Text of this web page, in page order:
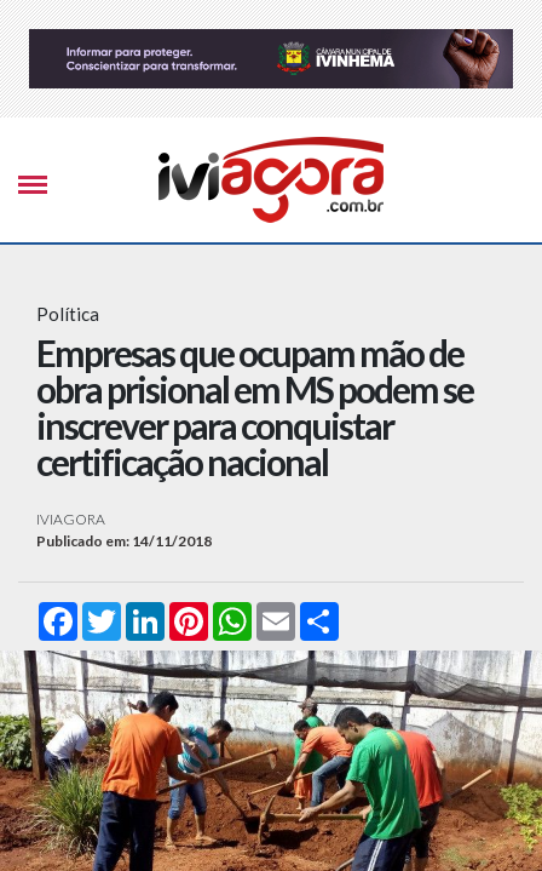
Política
Empresas que ocupam mão de
obra prisional em MS podem se
inscrever para conquistar
certificação nacional
IVIAGORA
Publicado em: 14/11/2018
FacebookTwitterLinkedInPinterestWhatsApp
Email